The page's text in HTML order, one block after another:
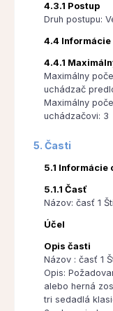
4.3.1 Postup
Druh postupu:
4.4 Informácie
4.4.1
Maximálny
uchádzač
Maximálny
uchádzačovi: 3
5. Časti
5.1 Informácie
5.1.1 Časť
Názov: časť 1
Účel
Opis časti
Názov : časť 1
Opis:
alebo herná
tri sedadlá